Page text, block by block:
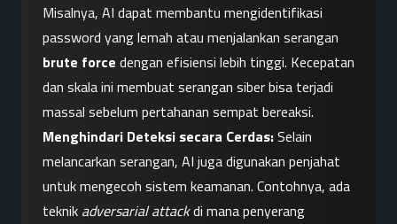
Misalnya, AI dapat membantu mengidentifikasi
brute force dengan efisiensi lebih tinggi. Kecepatan
dan skala ini membuat serangan siber bisa terjadi
massal sebelum pertahanan sempat bereaksi.
Menghindari Deteksi secara Cerdas: Selain
melancarkan serangan, AI juga digunakan penjahat
untuk mengecoh sistem keamanan. Contohnya, ada
teknik adversarial attack di mana penyerang